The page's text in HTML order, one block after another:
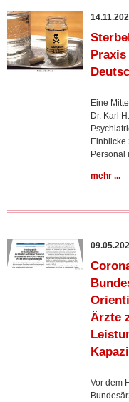
Eine
Dr. Karl
Einblicke
Personal
mehr ...
Ärzte
Vor dem